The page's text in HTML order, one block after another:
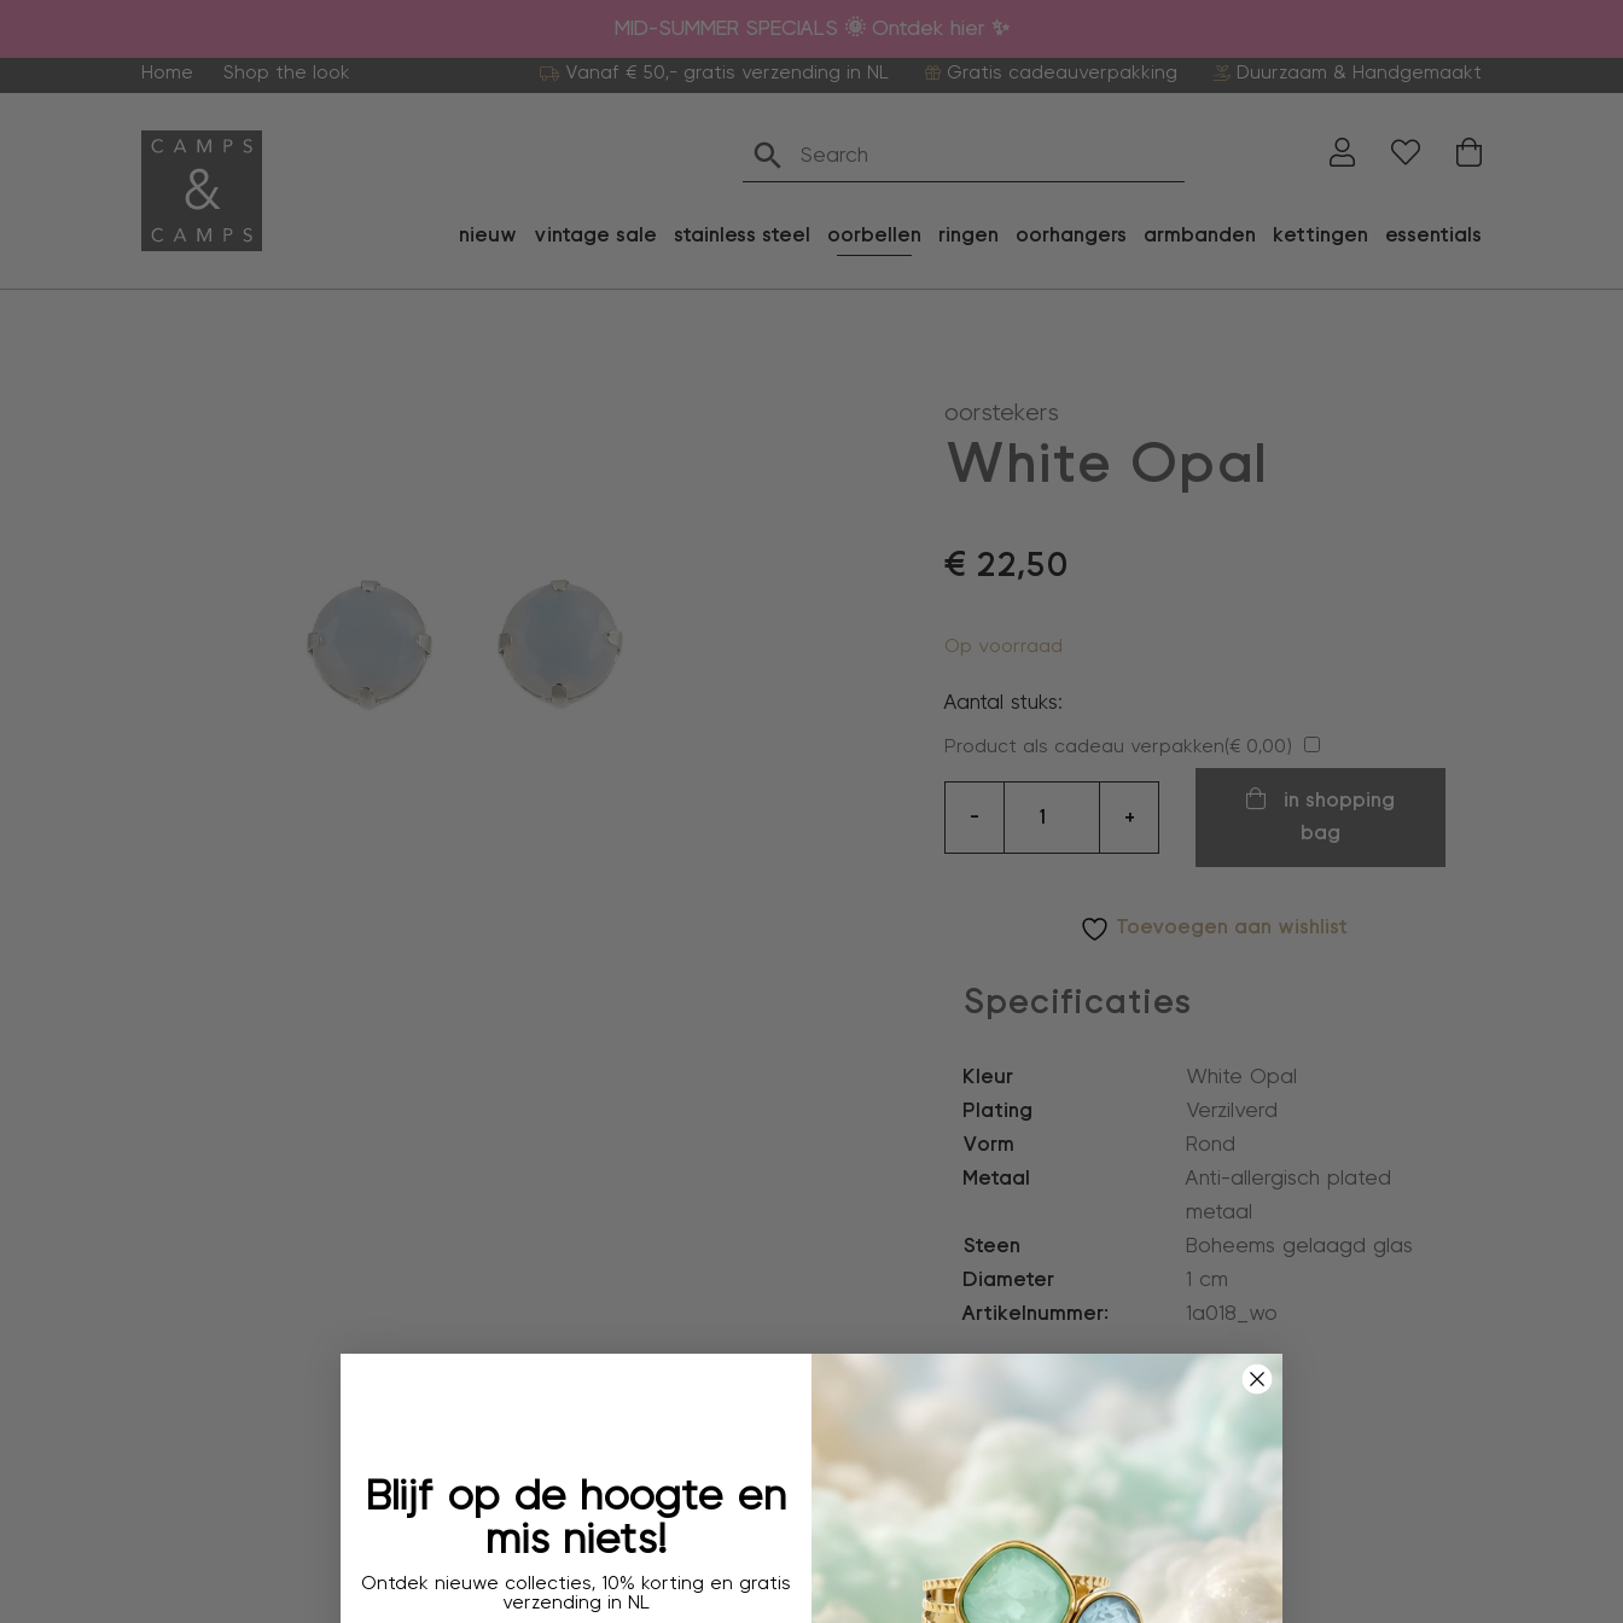
MID-SUMMER SPECIALS 🌞 Ontdek hier ✨
Home Shop the look Vanaf € 50,- gratis verzending in NL Gratis cadeauverpakking Duurzaam & Handgemaakt
nieuw vintage sale stainless steel oorbellen ringen oorhangers armbanden kettingen essentials
oorstekers
White Opal
€ 22,50
Op voorraad
Aantal stuks:
Product als cadeau verpakken(€ 0,00)
-
aantal
+
in shopping
bag
Toevoegen aan wishlist
Specificaties
Kleur
White Opal
Plating
Verzilverd
Vorm
Rond
Metaal
Anti-allergisch plated
metaal
Steen
Boheems gelaagd glas
Diameter
1 cm
Artikelnummer:
1a018_wo
Blijf op de hoogte en
mis niets!
Ontdek nieuwe collecties, 10% korting en gratis
verzending in NL